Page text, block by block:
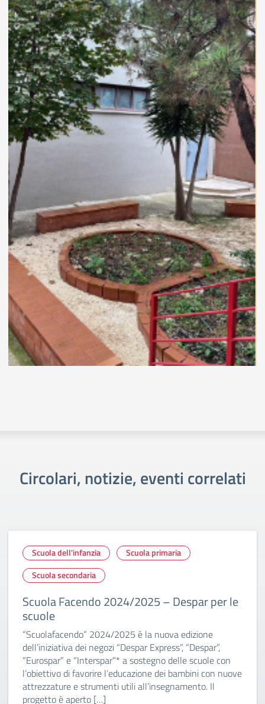
Circolari, notizie, eventi correlati
Scuola dell'infanzia
Scuola primaria
Scuola secondaria
Scuola Facendo 2024/2025 – Despar per le
scuole
“Scuolafacendo” 2024/2025 è la nuova edizione
dell’iniziativa dei negozi “Despar Express”, “Despar”,
“Eurospar” e “Interspar”* a sostegno delle scuole con
l’obiettivo di favorire l’educazione dei bambini con nuove
attrezzature e strumenti utili all’insegnamento. Il
progetto è aperto […]